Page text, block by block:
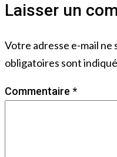
Laisser un
Votre adresse e-mail ne
obligatoires sont
Commentaire *